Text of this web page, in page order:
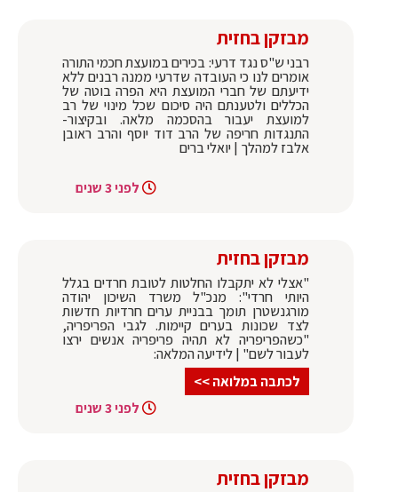
מבזקן בחזית
רבני ש"ס נגד דרעי: בכירים במועצת חכמי התורה
אומרים לנו כי העובדה שדרעי ממנה רבנים ללא
ידיעתם של חברי המועצת היא הפרה בוטה של
הכללים ולטענתם היה סיכום שכל מינוי של רב
למועצת יעבור בהסכמה מלאה. ובקיצור-
התנגדות חריפה של הרב דוד יוסף והרב ראובן
אלבז למהלך | יואלי ברים
לפני 3 שנים
מבזקן בחזית
"אצלי לא יתקבלו החלטות לטובת חרדים בגלל
היותי חרדי": מנכ"ל משרד השיכון יהודה
מורגנשטרן תומך בבניית ערים חרדיות חדשות
לצד שכונות בערים קיימות. לגבי הפריפריה,
"כשהפריפריה לא תהיה פריפריה אנשים ירצו
לעבור לשם" | לידיעה המלאה:
לכתבה במלואה >>
לפני 3 שנים
מבזקן בחזית